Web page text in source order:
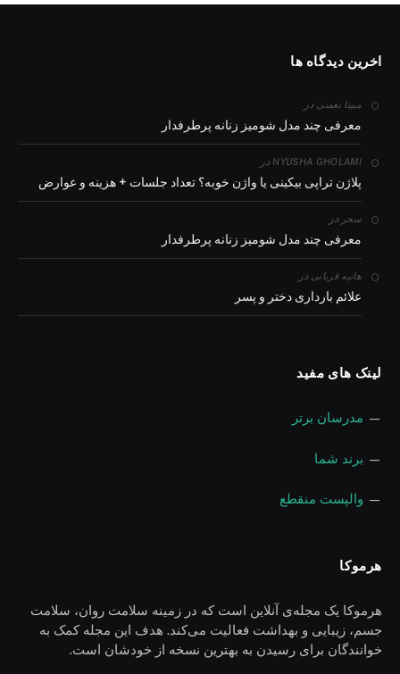
اخرین دیدگاه ها
مبینا نعمتی در
معرفی چند مدل شومیز زنانه پرطرفدار
NYUSHA GHOLAMI در
پلاژن تراپی بیکینی یا واژن خوبه؟ تعداد جلسات + هزینه و عوارض
سحر در
معرفی چند مدل شومیز زنانه پرطرفدار
هانیه قربانی در
علائم بارداری دختر و پسر
لینک های مفید
— مدرسان برتر
— برند شما
— والپست منقطع
هرموکا
هرموکا یک مجله‌ی آنلاین است که در زمینه سلامت روان، سلامت
جسم، زیبایی و بهداشت فعالیت می‌کند. هدف این مجله کمک به
خوانندگان برای رسیدن به بهترین نسخه از خودشان است.